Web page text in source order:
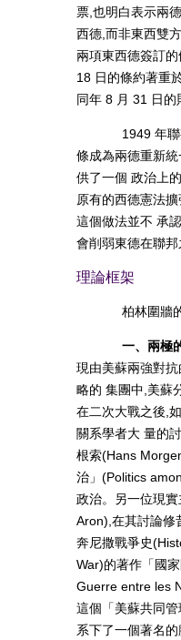
票,也明白表示兩
西德,而非東西雙
兩項東西德簽訂
18 日的條約著重
同年 8 月 31 日的
1949 年
條成為兩德重新
供了一個 政治上
原有的西德憲法
這個做法並不 承
會削弱東德在聯邦
理論框架
柏林圍牆
一、兩極
現由美蘇兩強對
略的 集團中,美蘇
在二次大戰之後,
關系學者大 量的
根索(Hans
治」(Politics
政治。另一位現
Aron),在其討論修
奔尼撒戰爭史
War)的著作「國
Guerre entre les
這個「美蘇共同
系下了一個著名